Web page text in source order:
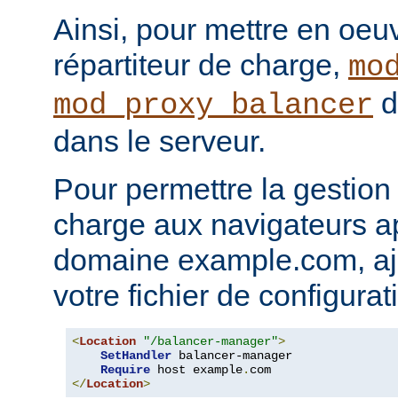
Ainsi, pour mettre en
répartiteur de charge,
mod_proxy_balancer
dans le serveur.
Pour permettre la
charge aux navigateurs
domaine example.com,
votre fichier de
<Location "/balancer-manager">
SetHandler balancer-manager
Require host example.
</Location>